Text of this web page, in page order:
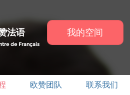
法语
de Français
我的空间
欧赞团队 联系我们